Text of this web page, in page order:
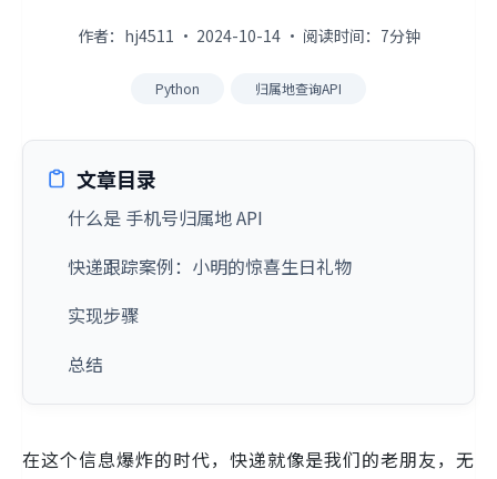
作者：hj4511 · 2024-10-14 · 阅读时间：7分钟
Python 归属地查询API
文章目录
什么是 手机号归属地 API
快递跟踪案例：小明的惊喜生日礼物
实现步骤
总结
在这个信息爆炸的时代，快递就像是我们的老朋友，无